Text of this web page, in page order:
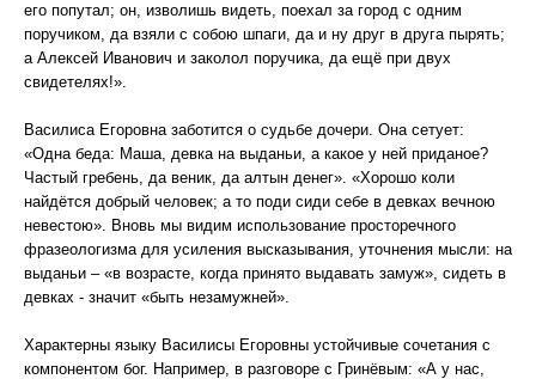
его попутал; он, изволишь видеть, поехал за город с одним
поручиком, да взяли с собою шпаги, да и ну друг в друга пырять;
а Алексей Иванович и заколол поручика, да ещё при двух
свидетелях!».
Василиса Егоровна заботится о судьбе дочери. Она сетует:
«Одна беда: Маша, девка на выданьи, а какое у ней приданое?
Частый гребень, да веник, да алтын денег». «Хорошо коли
найдётся добрый человек; а то поди сиди себе в девках вечною
невестою». Вновь мы видим использование просторечного
фразеологизма для усиления высказывания, уточнения мысли: на
выданьи – «в возрасте, когда принято выдавать замуж», сидеть в
девках - значит «быть незамужней».
Характерны языку Василисы Егоровны устойчивые сочетания с
компонентом бог. Например, в разговоре с Гринёвым: «А у нас,